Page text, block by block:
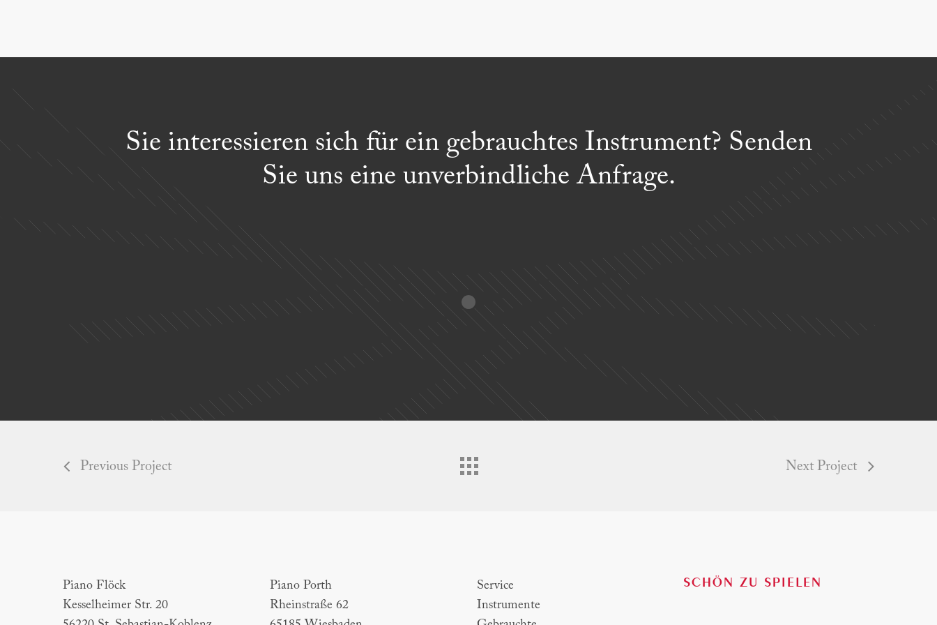
Sie interessieren sich für ein gebrauchtes Instrument? Senden
Sie uns eine unverbindliche Anfrage.
Previous Project Next Project
Piano Flöck
Kesselheimer Str. 20
Piano Porth
Rheinstraße 62
Service
Instrumente
SCHÖN ZU SPIELEN